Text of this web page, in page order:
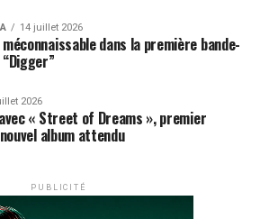
14 juillet 2026
dans la première bande-
2026
« Street of Dreams », premier
album attendu
PUBLICITÉ